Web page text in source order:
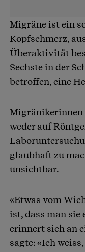
Migräne ist ein
Kopfschmerz,
Überaktivität
Sechste in der
betroffen, eine
Migränikerinnen
weder auf
glaubhaft zu
unsichtbar.
«Etwas vom
ist, dass man sie
erinnert sich an
sagte: «Ich